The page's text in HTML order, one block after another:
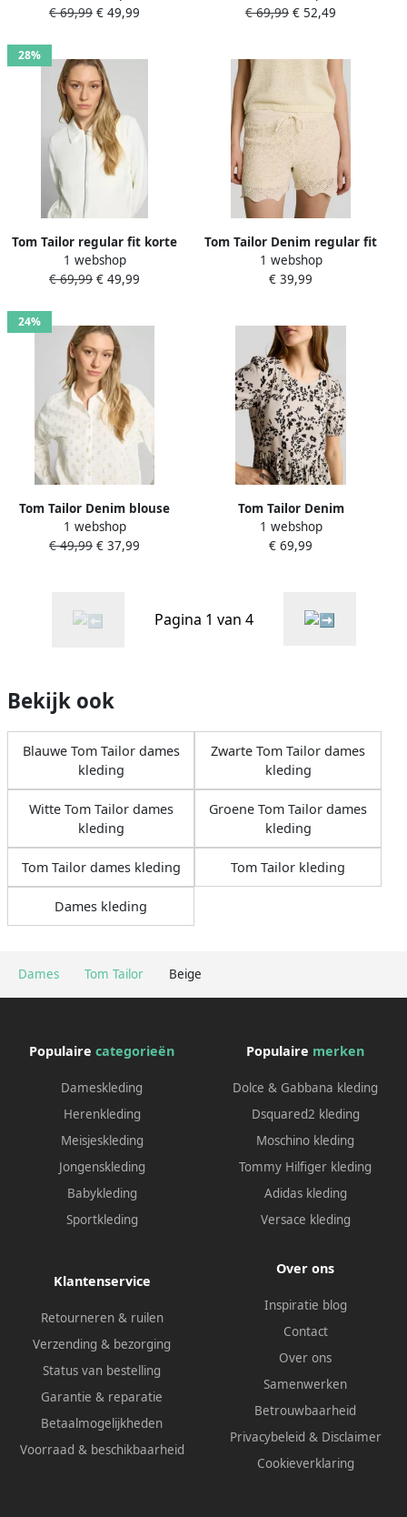
Dames Tom Tailor Beige
tunnelkoord
€ 69,99 € 49,99
€ 69,99 € 52,49
28%
Tom Tailor regular fit korte
blazer van katoenmix
1 webshop
€ 69,99 € 49,99
Tom Tailor Denim regular fit
short van katoenmix in
ajourtricotlook
1 webshop
€ 39,99
24%
Tom Tailor Denim blouse
met lange mouwen in
relaxed fit van katoenmix
1 webshop
€ 49,99 € 37,99
Tom Tailor Denim
Figuuromhullende midijurk
van viscose-linnenmix
1 webshop
€ 69,99
Pagina 1 van 4
Bekijk ook
Blauwe Tom Tailor dames
kleding
Zwarte Tom Tailor dames
kleding
Witte Tom Tailor dames
kleding
Groene Tom Tailor dames
kleding
Tom Tailor dames kleding Tom Tailor kleding
Dames kleding
Populaire categorieën
Dameskleding
Herenkleding
Meisjeskleding
Jongenskleding
Babykleding
Sportkleding
Populaire merken
Dolce & Gabbana kleding
Dsquared2 kleding
Moschino kleding
Tommy Hilfiger kleding
Adidas kleding
Versace kleding
Klantenservice
Retourneren & ruilen
Verzending & bezorging
Status van bestelling
Garantie & reparatie
Betaalmogelijkheden
Voorraad & beschikbaarheid
Over ons
Inspiratie blog
Contact
Over ons
Samenwerken
Betrouwbaarheid
Privacybeleid & Disclaimer
Cookieverklaring